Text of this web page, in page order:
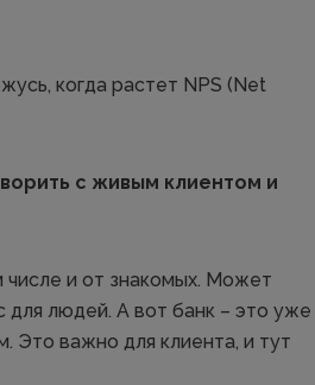
когда растет NPS (Net
с живым клиентом и
и от знакомых. Может
для людей. А вот банк – это уже
Это важно для клиента, и тут